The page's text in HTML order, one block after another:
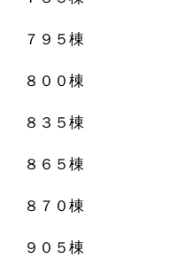
９５棟
０棟
３５棟
６５棟
０棟
０５棟